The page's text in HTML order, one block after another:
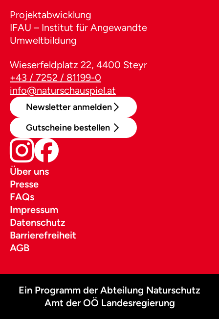
Projektabwicklung
IFAU – Institut für Angewandte
Umweltbildung
Wieserfeldplatz 22, 4400 Steyr
+43 / 7252 / 81199-0
info@naturschauspiel.at
Newsletter anmelden
Gutscheine bestellen
Über uns
Presse
FAQs
Impressum
Datenschutz
Barrierefreiheit
AGB
Ein Programm der Abteilung Naturschutz
Amt der OÖ Landesregierung